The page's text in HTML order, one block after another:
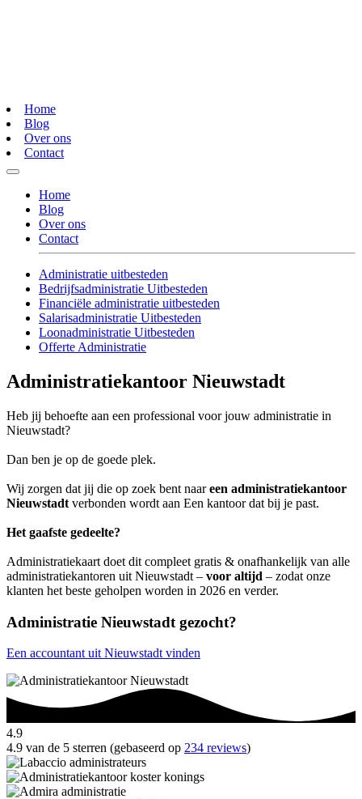
Home
Blog
Over ons
Contact
Home
Blog
Over ons
Contact
Administratie uitbesteden
Bedrijfsadministratie Uitbesteden
Financiële administratie uitbesteden
Salarisadministratie Uitbesteden
Loonadministratie Uitbesteden
Offerte Administratie
Administratiekantoor Nieuwstadt
Heb jij behoefte aan een professional voor jouw administratie in
Nieuwstadt?
Dan ben je op de goede plek.
Wij zorgen dat jij die op zoek bent naareen administratiekantoor
Nieuwstadt verbonden wordt aan Een kantoor dat bij je past.
Het gaafste gedeelte?
Administratiekaart doet dit compleet gratis & onafhankelijk van alle
administratiekantoren uit Nieuwstadt – voor altijd – zodat onze
klanten het beste geholpen worden in 2026 en verder.
Administratie Nieuwstadt gezocht?
Een accountant uit Nieuwstadt vinden
4.9
4.9 van de 5 sterren (gebaseerd op 234 reviews)